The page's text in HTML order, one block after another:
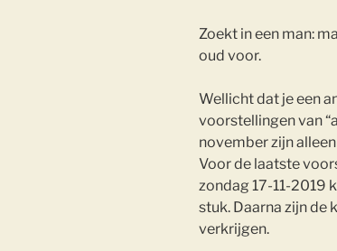
Zoekt in een man:
oud voor.
Wellicht dat je een
voorstellingen van
november zijn
Voor de laatste
zondag 17-11-2019
stuk. Daarna zijn de
verkrijgen.